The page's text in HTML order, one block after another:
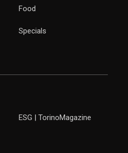
Food
Specials
ESG | TorinoMagazine